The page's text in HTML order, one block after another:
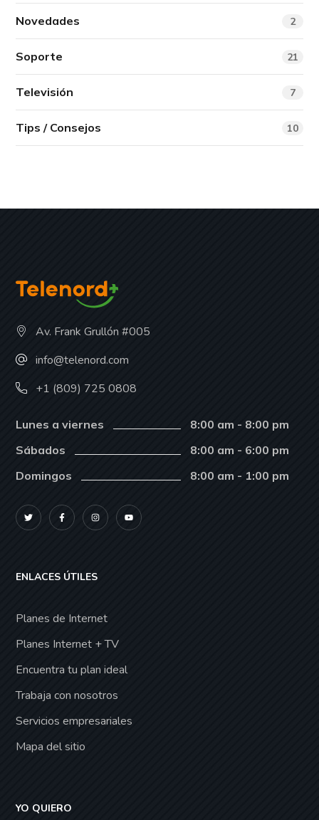
Novedades 2
Soporte 21
Televisión 7
Tips / Consejos 10
Av. Frank Grullón #005
info@telenord.com
+1 (809) 725 0808
Lunes a viernes
8:00 am - 8:00 pm
Sábados
8:00 am - 6:00 pm
Domingos
8:00 am - 1:00 pm
ENLACES ÚTILES
Planes de Internet
Planes Internet + TV
Encuentra tu plan ideal
Trabaja con nosotros
Servicios empresariales
Mapa del sitio
YO QUIERO